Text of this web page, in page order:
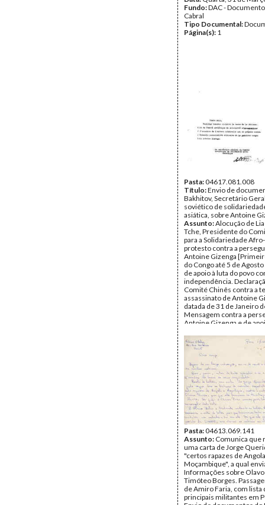
Fundo:DAC -
Cabral
Tipo Documental:
Página(s): 1
Pasta:04617.081.008
Título:Envio de
Bakhitov, Secretário
soviético de
asiática, sobre Antoine
Assunto:Alocução de
Tche, Presidente do
para a Solidariedade
protesto contra a
Antoine Gizenga
do Congo até 5 de
de apoio à luta do povo
independência.
Comité Chinês contra a
assassinato de Antoine
datada de 31 de Janeiro
Mensagem contra a
Antoine Gizenga e de
adoptada pelo encontro
solidariedade afro-
Data:1962
Fundo:DAC -
Cabral
Tipo Documental:
Página(s):10
Pasta:04613.069.141
Assunto: Comunica que
uma carta de Jorge
"certos rapazes de
Moçambique", a qual
Informações sobre Olavo
Timóteo Borges.
de Amiro Faria, com lista
principais militantes em